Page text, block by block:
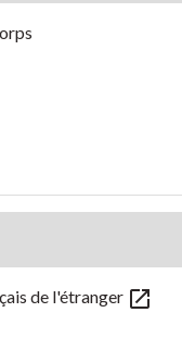
de l'étranger open_in_new